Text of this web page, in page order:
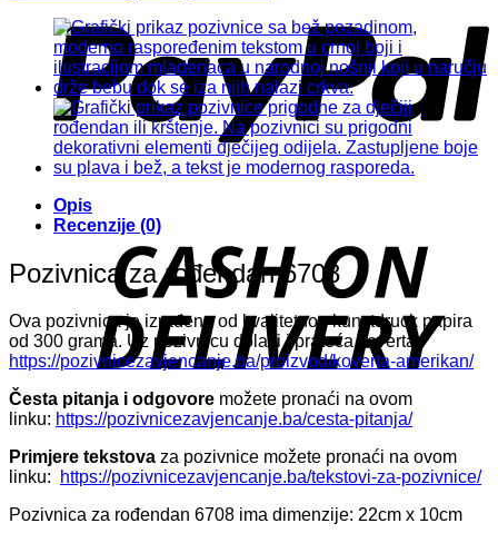
Opis
Recenzije (0)
Pozivnica za rođendan 6708
Ova pozivnica je izrađena od kvalitetnog kunstdruck papira
od 300 grama. Uz pozivnicu dolazi i prateća koverta:
https://pozivnicezavjencanje.ba/proizvod/koverta-amerikan/
Česta pitanja i odgovore možete pronaći na ovom
linku: https://pozivnicezavjencanje.ba/cesta-pitanja/
Primjere tekstova za pozivnice možete pronaći na ovom
linku:
https://pozivnicezavjencanje.ba/tekstovi-za-pozivnice/
Pozivnica za rođendan 6708 ima dimenzije: 22cm x 10cm